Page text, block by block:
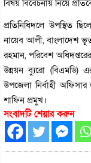
বিষয় বিবেচনায় নিয়ে
প্রতিনিধিদলে উপস্থিত
নায়েব আলী, বাংলাদেশ
রহমান, পরিবেশ
উন্নয়ন ব্যুরো (বিএমডি)
উপজেলা নির্বাহী
শাফিন প্রমুখ।
সংবাদটি শেয়ার করুন